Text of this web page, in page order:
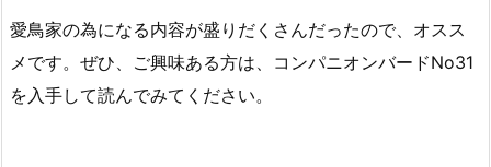
愛鳥家の為になる内容が盛りだくさんだったので、オスス
メです。ぜひ、ご興味ある方は、コンパニオンバードNo31
を入手して読んでみてください。